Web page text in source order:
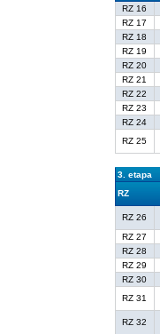
RZ 16
RZ 17
RZ 18
RZ 19
RZ 20
RZ 21
RZ 22
RZ 23
RZ 24
RZ 25
3. etapa
RZ
RZ 26
RZ 27
RZ 28
RZ 29
RZ 30
RZ 31
RZ 32